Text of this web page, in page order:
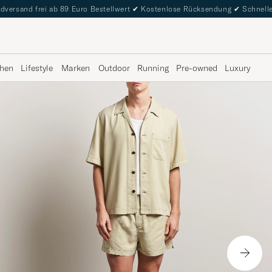
frei ab 89 Euro Bestellwert ✔ Kostenlose Rücksendung ✔
Lifestyle Marken Outdoor Running Pre-owned Luxury